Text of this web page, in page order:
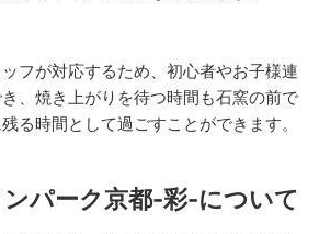
フが対応するため、初心者やお子様連
、焼き上がりを待つ時間も石窯の前で
る時間として過ごすことができます。
パーク京都-彩-について